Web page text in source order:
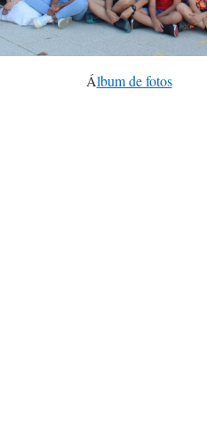
Álbum de fotos